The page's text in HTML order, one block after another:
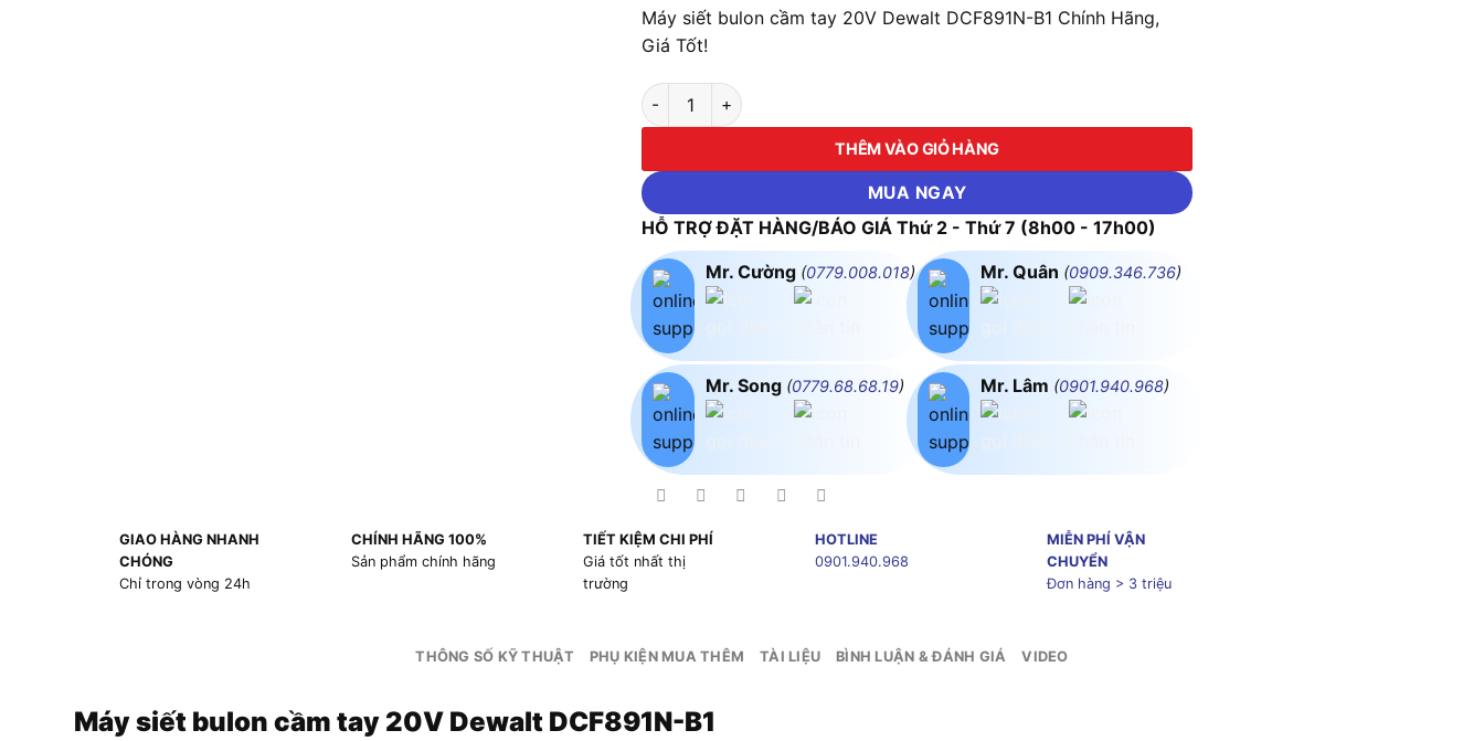
Máy siết bulon cầm tay 20V Dewalt DCF891N-B1 Chính Hãng,
Giá Tốt!
Máy siết bulon cầm tay 20V Dewalt DCF891N-B1 số lượng
THÊM VÀO GIỎ HÀNG
MUA NGAY
HỖ TRỢ ĐẶT HÀNG/BÁO GIÁ Thứ 2 - Thứ 7 (8h00 - 17h00)
Mr. Cường (0779.008.018)
Mr. Song (0779.68.68.19)
Mr. Quân (0909.346.736)
Mr. Lâm (0901.940.968)
GIAO HÀNG NHANH
CHÓNG
Chỉ trong vòng 24h
CHÍNH HÃNG 100%
Sản phẩm chính hãng
TIẾT KIỆM CHI PHÍ
Giá tốt nhất thị
trường
HOTLINE
0901.940.968
MIỄN PHÍ VẬN
CHUYỂN
Đơn hàng > 3 triệu
THÔNG SỐ KỸ THUẬT PHỤ KIỆN MUA THÊM TÀI LIỆU BÌNH LUẬN & ĐÁNH GIÁ VIDEO
Máy siết bulon cầm tay 20V Dewalt DCF891N-B1